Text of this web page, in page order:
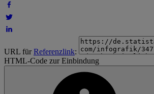
URL fürReferenzlink:
HTML-Code zur Einbindung